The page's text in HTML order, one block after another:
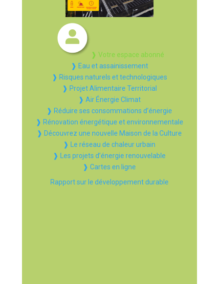
❱ Votre espace abonné
❱ Eau et assainissement
❱ Risques naturels et technologiques
❱ Projet Alimentaire Territorial
❱ Air Énergie Climat
❱ Réduire ses consommations d’énergie
❱ Rénovation énergétique et environnementale
❱ Découvrez une nouvelle Maison de la Culture
❱ Le réseau de chaleur urbain
❱ Les projets d’énergie renouvelable
❱ Cartes en ligne
Rapport sur le développement durable